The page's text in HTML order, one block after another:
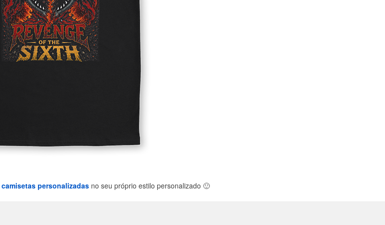
camisetas personalizadasno seu próprio estilo personalizado 🙂